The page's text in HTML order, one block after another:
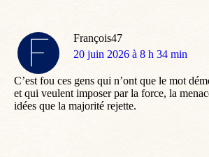
François47
dit
20 juin 2026 à 8 h 34 min
C’est fou ces gens qui n’ont que le mot
et qui veulent imposer par la force, la
idées que la majorité rejette.